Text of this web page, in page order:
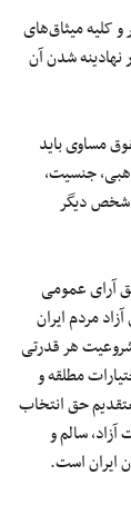
کلیه میثاق‌های
نهادینه شدن آن
مساوی باید
جنسیت،
شخص دیگر
آرای عمومی
مردم ایران
هر قدرتی
مطلقه و
حق انتخاب
سالم و
ایران است.